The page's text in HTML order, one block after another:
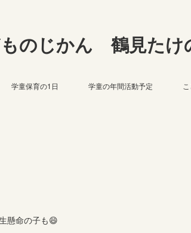
のじかん 鶴見たけ
学童保育の1日 学童の年間活動予定
懸命の子も😄